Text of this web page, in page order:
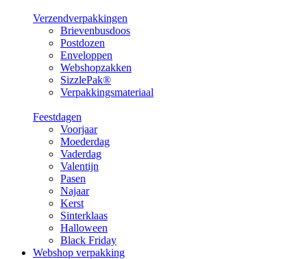
Verzendverpakkingen
Brievenbusdoos
Postdozen
Enveloppen
Webshopzakken
SizzlePak®
Verpakkingsmateriaal
Feestdagen
Voorjaar
Moederdag
Vaderdag
Valentijn
Pasen
Najaar
Kerst
Sinterklaas
Halloween
Black Friday
Webshop verpakking